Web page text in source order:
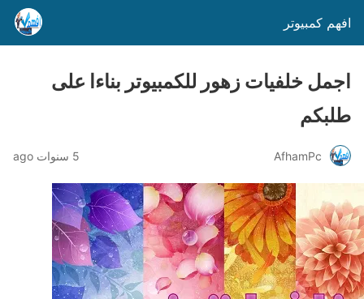
افهم كمبيوتر
اجمل خلفيات زهور للكمبيوتر بناءا على
طلبكم
AfhamPc 5 سنوات ago